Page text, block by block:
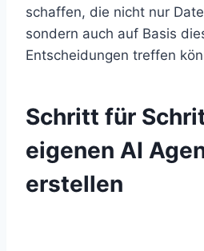
schaffen, die nicht nur
sondern auch auf Basis
Entscheidungen treffen
Schritt für
eigenen AI
erstellen